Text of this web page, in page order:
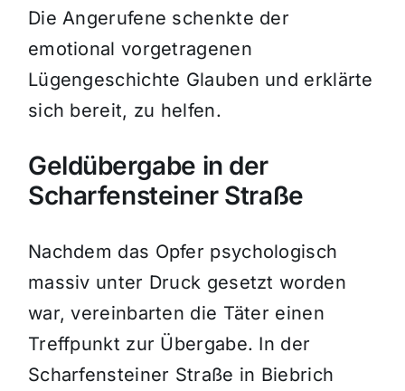
Die Angerufene schenkte der
emotional vorgetragenen
Lügengeschichte Glauben und erklärte
sich bereit, zu helfen.
Geldübergabe in der
Scharfensteiner Straße
Nachdem das Opfer psychologisch
massiv unter Druck gesetzt worden
war, vereinbarten die Täter einen
Treffpunkt zur Übergabe. In der
Scharfensteiner Straße in Biebrich